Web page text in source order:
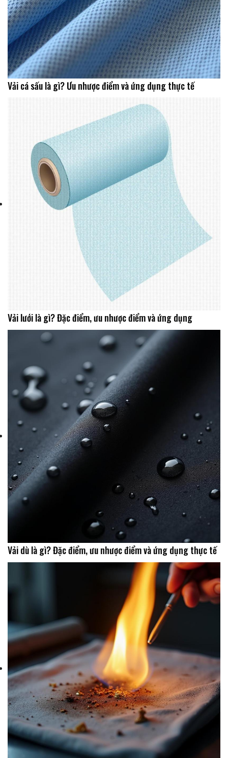
Vải cá sấu là gì? Ưu nhược điểm và ứng dụng thực tế
Vải lưới là gì? Đặc điểm, ưu nhược điểm và ứng dụng
Vải dù là gì? Đặc điểm, ưu nhược điểm và ứng dụng thực tế